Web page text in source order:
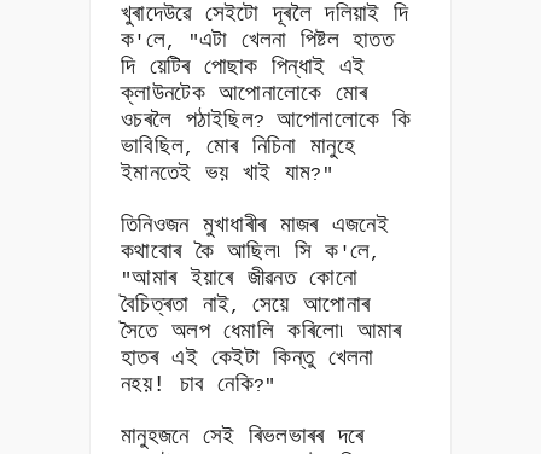
খুৰাদেউৱে সেইটো দূৰলৈ দলিয়াই দি
ক' লে, "এটা খেলনা পিষ্টল হাতত
দি য়েটিৰ পোছাক পিন্ধাই এই
ক্লাউনটেক আপোনালোকে মোৰ
ওচৰলৈ পঠাইছিল? আপোনালোকে কি
ভাবিছিল, মোৰ নিচিনা মানুহে
ইমানতেই ভয় খাই যাম?"
তিনিওজন মুখাধাৰীৰ মাজৰ এজনেই
কথাবোৰ কৈ আছিল৷ সি ক 'লে,
"আমাৰ ইয়াৰে জীৱনত কোনো
বৈচিত্ৰতা নাই,সেয়ে আপোনাৰ
সৈতে অলপ ধেমালি কৰিলো৷ আমাৰ
হাতৰ এই কেইটা কিন্তু খেলনা
নহয়! চাব নেকি?"
মানুহজনে সেই ৰিভলভাৰৰ দৰে